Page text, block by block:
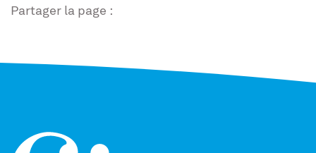
Partager la page :